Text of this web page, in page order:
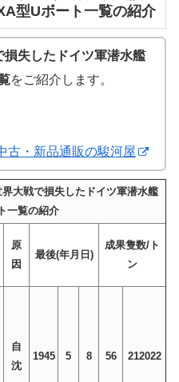
型Uボート一覧の紹介
損失したドイツ軍潜水艦
をご紹介します。
・新品通販の駿河屋
大戦で損失したドイツ軍潜水艦
一覧の紹介
原
因
最後(年月日)
成果隻数/ト
ン
自
沈
1945 5 8 56 212022